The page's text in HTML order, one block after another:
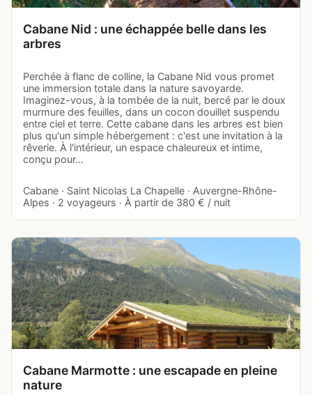
Cabane Nid : une échappée belle dans les
arbres
Perchée à flanc de colline, la Cabane Nid vous promet
une immersion totale dans la nature savoyarde.
Imaginez-vous, à la tombée de la nuit, bercé par le doux
murmure des feuilles, dans un cocon douillet suspendu
entre ciel et terre. Cette cabane dans les arbres est bien
plus qu'un simple hébergement : c'est une invitation à la
rêverie. À l'intérieur, un espace chaleureux et intime,
conçu pour…
Cabane · Saint Nicolas La Chapelle · Auvergne-Rhône-
Alpes · 2 voyageurs · À partir de 380 € / nuit
Cabane Marmotte : une escapade en pleine
nature